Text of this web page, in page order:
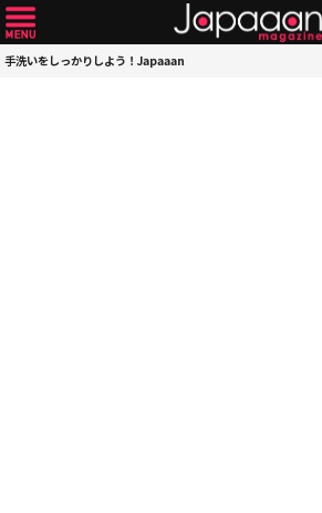
手洗いをしっかりしよう！Japaaan